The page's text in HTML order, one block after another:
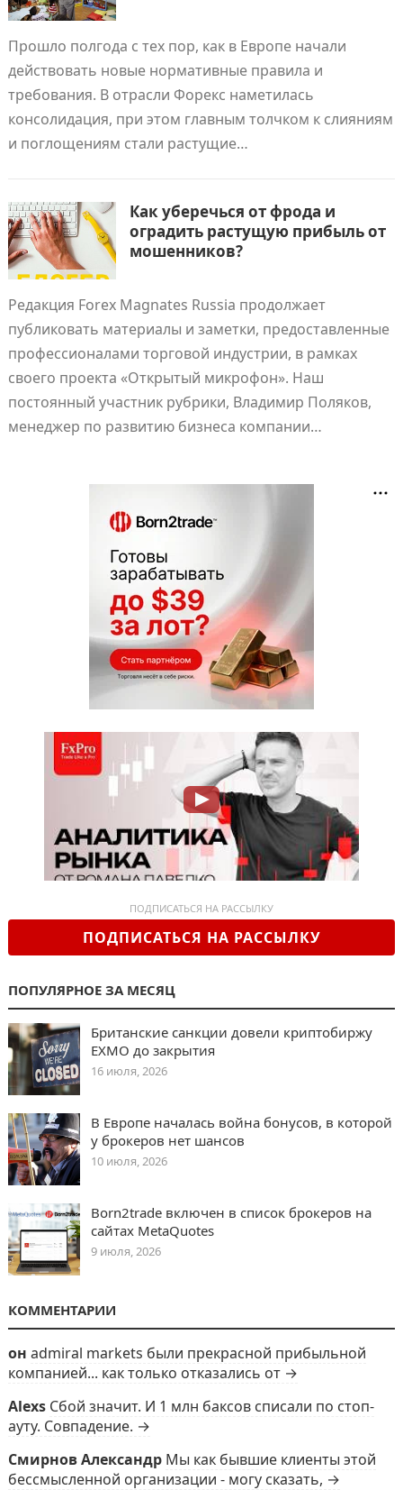
Прошло полгода с тех пор, как в Европе начали
действовать новые нормативные правила и
требования. В отрасли Форекс наметилась
консолидация, при этом главным толчком к слияниям
и поглощениям стали растущие…
Как уберечься от фрода и
оградить растущую прибыль от
мошенников?
Редакция Forex Magnates Russia продолжает
публиковать материалы и заметки, предоставленные
профессионалами торговой индустрии, в рамках
своего проекта «Открытый микрофон». Наш
постоянный участник рубрики, Владимир Поляков,
менеджер по развитию бизнеса компании…
ПОДПИСАТЬСЯ НА РАССЫЛКУ
ПОДПИСАТЬСЯ НА РАССЫЛКУ
ПОПУЛЯРНОЕ ЗА МЕСЯЦ
Британские санкции довели криптобиржу
EXMO до закрытия
16 июля, 2026
В Европе началась война бонусов, в которой
у брокеров нет шансов
10 июля, 2026
Born2trade включен в список брокеров на
сайтах MetaQuotes
9 июля, 2026
КОММЕНТАРИИ
он admiral markets были прекрасной прибыльной
компанией... как только отказались от →
Alexs Сбой значит. И 1 млн баксов списали по стоп-
ауту. Совпадение. →
Смирнов Александр Мы как бывшие клиенты этой
бессмысленной организации - могу сказать, →